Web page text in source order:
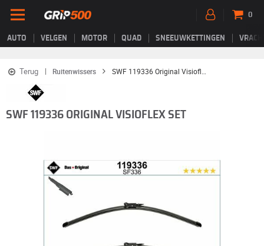
AUTO VELGEN MOTOR QUAD SNEEUWKETTINGEN
0
Terug Ruitenwissers
SWF 119336 ORIGINAL VISIOFLEX SET